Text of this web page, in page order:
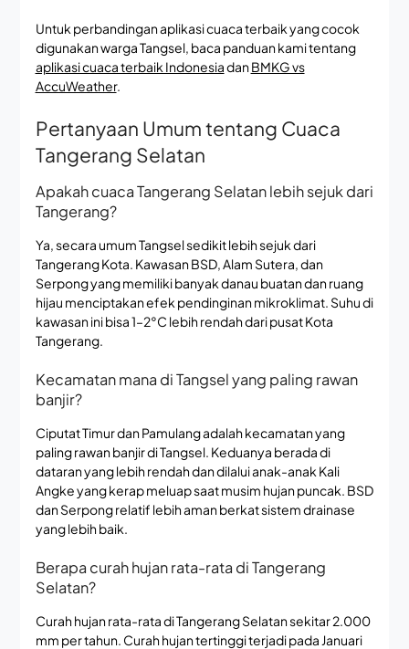
Untuk perbandingan aplikasi cuaca terbaik yang cocok
digunakan warga Tangsel, baca panduan kami tentang
aplikasi cuaca terbaik IndonesiadanBMKG vs
AccuWeather.
Pertanyaan Umum tentang Cuaca
Tangerang Selatan
Apakah cuaca Tangerang Selatan lebih sejuk dari
Tangerang?
Ya, secara umum Tangsel sedikit lebih sejuk dari
Tangerang Kota. Kawasan BSD, Alam Sutera, dan
Serpong yang memiliki banyak danau buatan dan ruang
hijau menciptakan efek pendinginan mikroklimat. Suhu di
kawasan ini bisa 1–2°C lebih rendah dari pusat Kota
Tangerang.
Kecamatan mana di Tangsel yang paling rawan
banjir?
Ciputat Timur dan Pamulang adalah kecamatan yang
paling rawan banjir di Tangsel. Keduanya berada di
dataran yang lebih rendah dan dilalui anak-anak Kali
Angke yang kerap meluap saat musim hujan puncak. BSD
dan Serpong relatif lebih aman berkat sistem drainase
yang lebih baik.
Berapa curah hujan rata-rata di Tangerang
Selatan?
Curah hujan rata-rata di Tangerang Selatan sekitar 2.000
mm per tahun. Curah hujan tertinggi terjadi pada Januari